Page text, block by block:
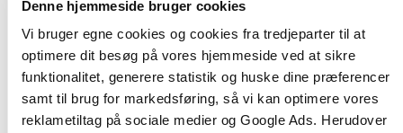
Denne hjemmeside bruger cookies
Vi bruger egne cookies og cookies fra tredjeparter til at
optimere dit besøg på vores hjemmeside ved at sikre
funktionalitet, generere statistik og huske dine præferencer
samt til brug for markedsføring, så vi kan optimere vores
reklametiltag på sociale medier og Google Ads. Herudover